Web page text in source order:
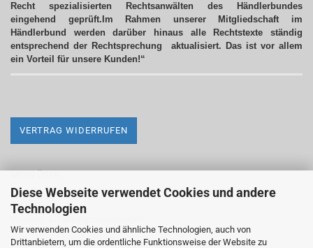
Diese Webseite verwendet Cookies und andere
Technologien
Wir verwenden Cookies und ähnliche Technologien, auch von
Drittanbietern, um die ordentliche Funktionsweise der Website zu
Recht spezialisierten Rechtsanwälten des Händlerbundes
eingehend geprüft.Im Rahmen unserer Mitgliedschaft im
Händlerbund werden darüber hinaus alle Rechtstexte ständig
entsprechend der Rechtsprechung aktualisiert. Das ist vor allem
ein Vorteil für unsere Kunden!“
VERTRAG WIDERRUFEN
Impressum
Versand- & Zahlungsbedingungen
Widerrufsrecht & Widerrufsformular